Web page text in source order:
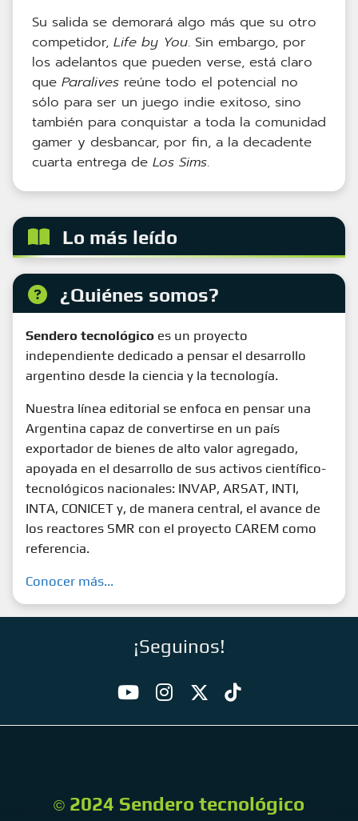
Su salida se demorará algo más que su otro
competidor, Life by You. Sin embargo, por
los adelantos que pueden verse, está claro
que Paralives reúne todo el potencial no
sólo para ser un juego indie exitoso, sino
también para conquistar a toda la comunidad
gamer y desbancar, por fin, a la decadente
cuarta entrega de Los Sims.
Lo más leído
¿Quiénes somos?
Sendero tecnológico es un proyecto
independiente dedicado a pensar el desarrollo
argentino desde la ciencia y la tecnología.
Nuestra línea editorial se enfoca en pensar una
Argentina capaz de convertirse en un país
exportador de bienes de alto valor agregado,
apoyada en el desarrollo de sus activos científico-
tecnológicos nacionales: INVAP, ARSAT, INTI,
INTA, CONICET y, de manera central, el avance de
los reactores SMR con el proyecto CAREM como
referencia.
Conocer más...
¡Seguinos!
© 2024 Sendero tecnológico